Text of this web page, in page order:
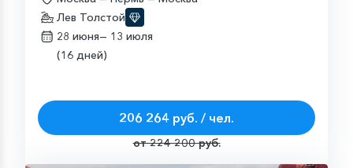
Лев Толстой
28 июня— 13 июля
(16 дней)
206 264 руб. / чел.
от 224 200 руб.